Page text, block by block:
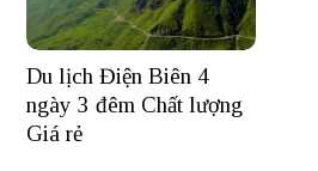
Du lịch Điện Biên 4
ngày 3 đêm Chất lượng
Giá rẻ